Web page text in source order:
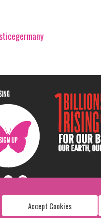
Accept CookiesCopyright: 1 Billion Rising